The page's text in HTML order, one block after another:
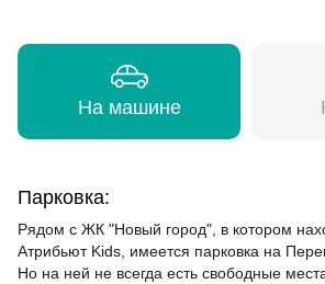
На машине
Парковка:
Рядом с ЖК "Новый город", в котором
Атрибьют Kids, имеется парковка на
Но на ней не всегда есть свободные